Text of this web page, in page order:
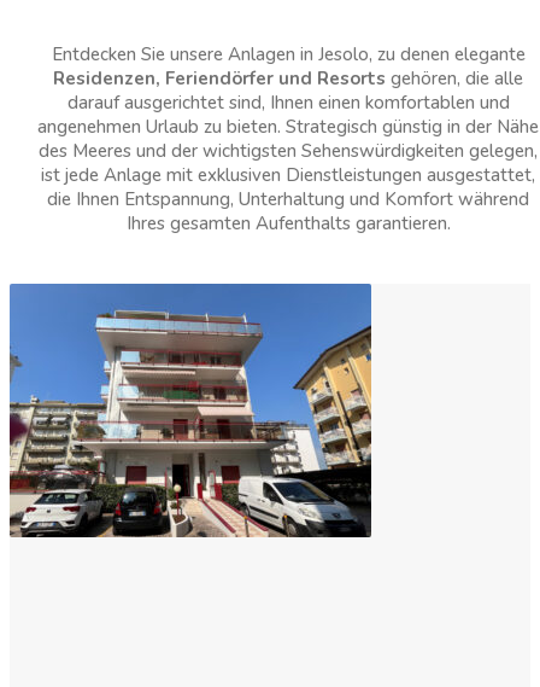
Entdecken Sie unsere Anlagen in Jesolo, zu denen elegante
Residenzen, Feriendörfer und Resorts gehören, die alle
darauf ausgerichtet sind, Ihnen einen komfortablen und
angenehmen Urlaub zu bieten. Strategisch günstig in der Nähe
des Meeres und der wichtigsten Sehenswürdigkeiten gelegen,
ist jede Anlage mit exklusiven Dienstleistungen ausgestattet,
die Ihnen Entspannung, Unterhaltung und Komfort während
Ihres gesamten Aufenthalts garantieren.